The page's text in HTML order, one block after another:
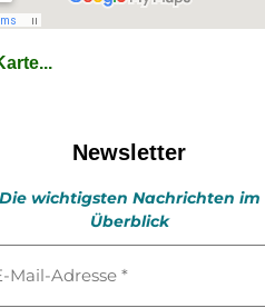
Newsletter
Die wichtigsten Nachrichten im
Überblick